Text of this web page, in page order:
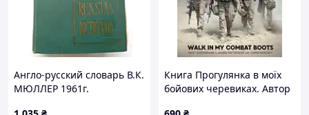
Англо-русский словарь В.К.
МЮЛЛЕР 1961г.
Книга Прогулянка в моїх
бойових черевиках. Автор